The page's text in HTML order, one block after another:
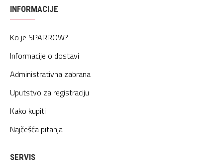
INFORMACIJE
Ko je SPARROW?
Informacije o dostavi
Administrativna zabrana
Uputstvo za registraciju
Kako kupiti
Najčešća pitanja
SERVIS